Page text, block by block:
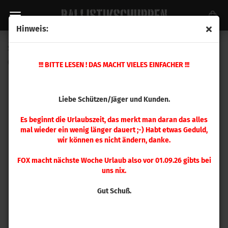
Hinweis:
!!! BITTE LESEN ! DAS MACHT VIELES EINFACHER !!!
Liebe Schützen/Jäger und Kunden.
Es beginnt die Urlaubszeit, das merkt man daran das alles
mal wieder ein wenig länger dauert ;-) Habt etwas Geduld,
wir können es nicht ändern, danke.
FOX macht nächste Woche Urlaub also vor 01.09.26 gibts bei
uns nix.
Gut Schuß.
Sierra .308 Tipped MatchKing 168gr 100 Stück
7768)